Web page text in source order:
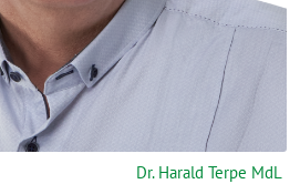
Dr. Harald Terpe MdL